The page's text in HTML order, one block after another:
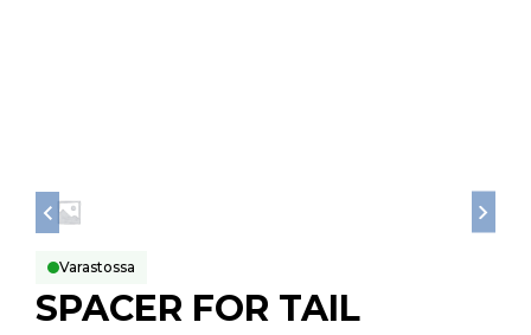
Varastossa
SPACER FOR TAIL